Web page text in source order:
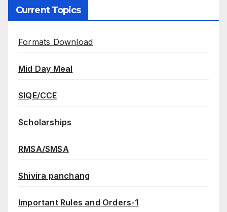
Current Topics
Formats Download
Mid Day Meal
SIQE/CCE
Scholarships
RMSA/SMSA
Shivira panchang
Important Rules and Orders-1